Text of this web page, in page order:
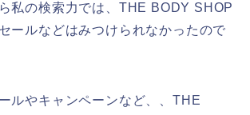
私の検索力では、THE BODY SHOP
ールなどはみつけられなかったので
ルやキャンペーンなど、、THE